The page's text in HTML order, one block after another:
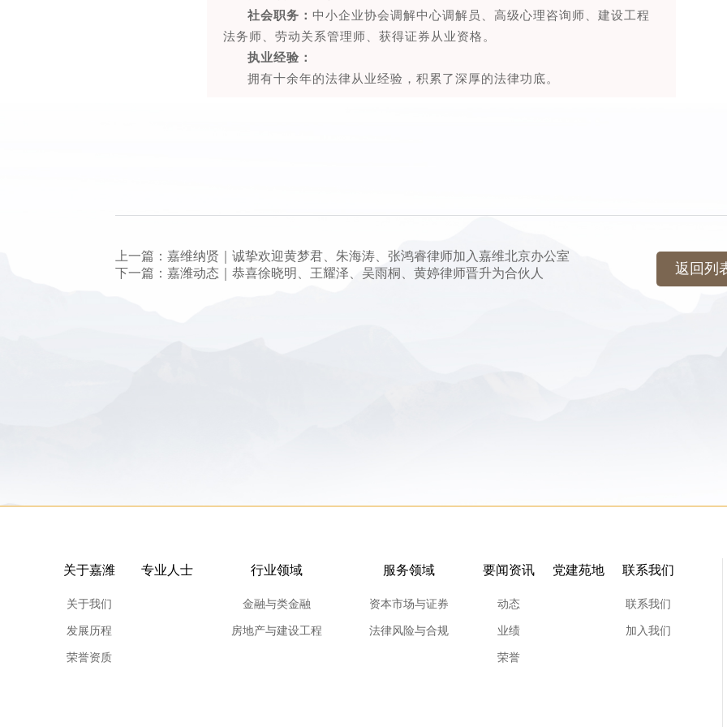
社会职务： 中小企业协会调解中心调解员、高级心理咨询师、建设工程
法务师、劳动关系管理师、获得证券从业资格。
执业经验：
拥有十余年的法律从业经验，积累了深厚的法律功底。
上一篇：嘉维纳贤｜诚挚欢迎黄梦君、朱海涛、张鸿睿律师加入嘉维北京办公室
下一篇：嘉潍动态｜恭喜徐晓明、王耀泽、吴雨桐、黄婷律师晋升为合伙人
返回列
关于嘉潍
关于我们
发展历程
荣誉资质
专业人士 行业领域
金融与类金融
房地产与建设工程
服务领域
资本市场与证券
法律风险与合规
要闻资讯
动态
业绩
荣誉
党建苑地 联系我们
联系我们
加入我们